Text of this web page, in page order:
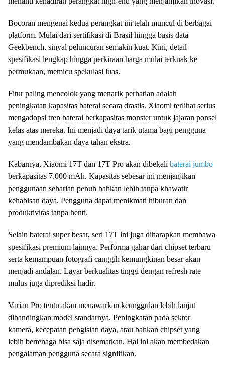
Bocoran mengenai kedua perangkat ini telah muncul di berbagai
platform. Mulai dari sertifikasi di Brasil hingga basis data
Geekbench, sinyal peluncuran semakin kuat. Kini, detail
spesifikasi lengkap hingga perkiraan harga mulai terkuak ke
permukaan, memicu spekulasi luas.
Fitur paling mencolok yang menarik perhatian adalah
peningkatan kapasitas baterai secara drastis. Xiaomi terlihat serius
mengadopsi tren baterai berkapasitas monster untuk jajaran ponsel
kelas atas mereka. Ini menjadi daya tarik utama bagi pengguna
yang mendambakan daya tahan ekstra.
Kabarnya, Xiaomi 17T dan 17T Pro akan dibekali baterai jumbo
berkapasitas 7.000 mAh. Kapasitas sebesar ini menjanjikan
penggunaan seharian penuh bahkan lebih tanpa khawatir
kehabisan daya. Pengguna dapat menikmati hiburan dan
produktivitas tanpa henti.
Selain baterai super besar, seri 17T ini juga diharapkan membawa
spesifikasi premium lainnya. Performa gahar dari chipset terbaru
serta kemampuan fotografi canggih kemungkinan besar akan
menjadi andalan. Layar berkualitas tinggi dengan refresh rate
mulus juga diprediksi hadir.
Varian Pro tentu akan menawarkan keunggulan lebih lanjut
dibandingkan model standarnya. Peningkatan pada sektor
kamera, kecepatan pengisian daya, atau bahkan chipset yang
lebih bertenaga bisa saja disematkan. Hal ini akan membedakan
pengalaman pengguna secara signifikan.